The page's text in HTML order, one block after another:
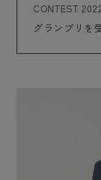
CONTEST
グランプリを